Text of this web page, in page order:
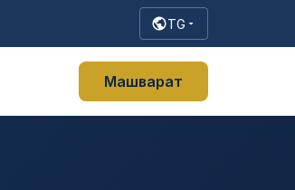
TG
Машварат